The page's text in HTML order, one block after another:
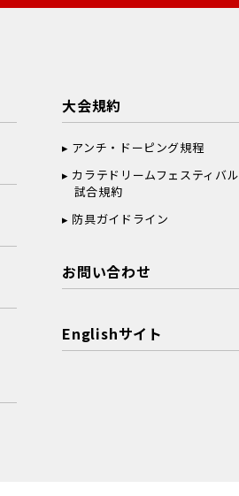
大会規約
アンチ・ドーピング規程
カラテドリームフェスティバル
試合規約
防具ガイドライン
お問い合わせ
Englishサイト